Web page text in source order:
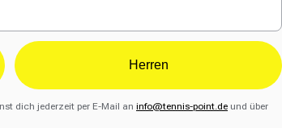
Herren
dich jederzeit per E-Mail an info@tennis-point.de und über